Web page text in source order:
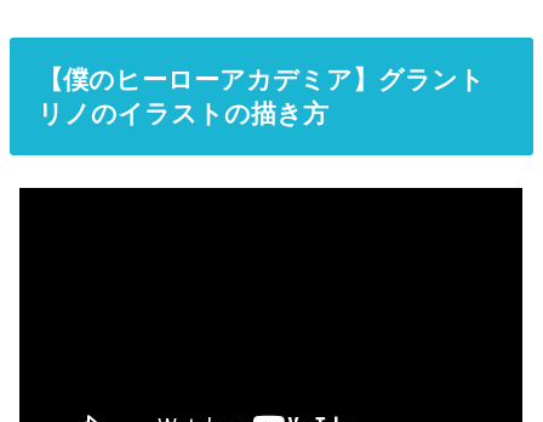
【僕のヒーローアカデミア】グラント
リノのイラストの描き方